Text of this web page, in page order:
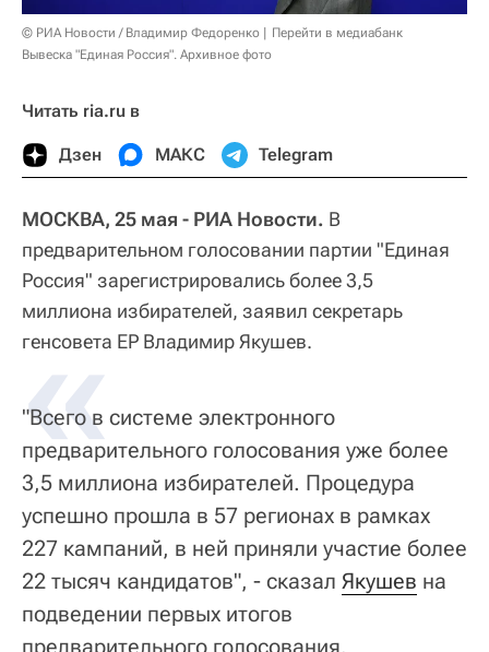
© РИА Новости / Владимир Федоренко
Перейти в медиабанк
Вывеска "Единая Россия". Архивное фото
Читать ria.ru в
Дзен МАКС Telegram
МОСКВА, 25 мая - РИА Новости. В
предварительном голосовании партии "Единая
Россия" зарегистрировались более 3,5
миллиона избирателей, заявил секретарь
генсовета ЕР Владимир Якушев.
«
"Всего в системе электронного
предварительного голосования уже более
3,5 миллиона избирателей. Процедура
успешно прошла в 57 регионах в рамках
227 кампаний, в ней приняли участие более
22 тысяч кандидатов", - сказал Якушев на
подведении первых итогов
предварительного голосования.